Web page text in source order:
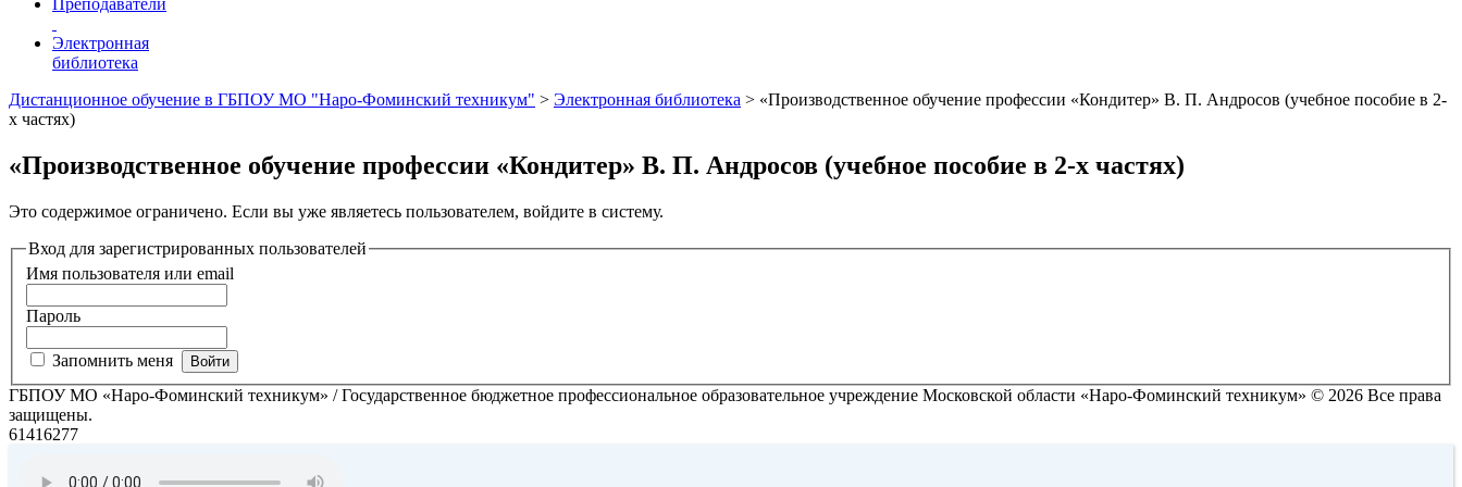
Преподаватели
Электронная
библиотека
Дистанционное обучение в ГБПОУ МО "Наро-Фоминский техникум" > Электронная библиотека > «Производственное обучение профессии «Кондитер» В. П. Андросов (учебное пособие в 2-
х частях)
«Производственное обучение профессии «Кондитер» В. П. Андросов (учебное пособие в 2-х частях)
Это содержимое ограничено. Если вы уже являетесь пользователем, войдите в систему.
Вход для зарегистрированных пользователей
Имя пользователя или email
Пароль
Запомнить меня
ГБПОУ МО «Наро-Фоминский техникум» / Государственное бюджетное профессиональное образовательное учреждение Московской области «Наро-Фоминский техникум» © 2026 Все права
защищены.
61416277